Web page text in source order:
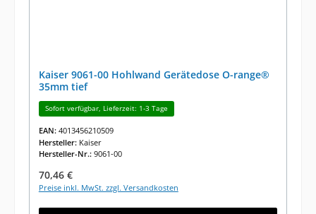
Kaiser 9061-00 Hohlwand Gerätedose O-range®
35mm tief
Sofort verfügbar, Lieferzeit: 1-3 Tage
EAN: 4013456210509
Hersteller: Kaiser
Hersteller-Nr.: 9061-00
Regulärer Preis:
70,46 €
Preise inkl. MwSt. zzgl. Versandkosten